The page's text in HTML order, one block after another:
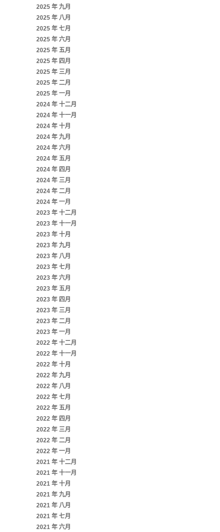
2025 年 九月
2025 年 八月
2025 年 七月
2025 年 六月
2025 年 五月
2025 年 四月
2025 年 三月
2025 年 二月
2025 年 一月
2024 年 十二月
2024 年 十一月
2024 年 十月
2024 年 九月
2024 年 六月
2024 年 五月
2024 年 四月
2024 年 三月
2024 年 二月
2024 年 一月
2023 年 十二月
2023 年 十一月
2023 年 十月
2023 年 九月
2023 年 八月
2023 年 七月
2023 年 六月
2023 年 五月
2023 年 四月
2023 年 三月
2023 年 二月
2023 年 一月
2022 年 十二月
2022 年 十一月
2022 年 十月
2022 年 九月
2022 年 八月
2022 年 七月
2022 年 五月
2022 年 四月
2022 年 三月
2022 年 二月
2022 年 一月
2021 年 十二月
2021 年 十一月
2021 年 十月
2021 年 九月
2021 年 八月
2021 年 七月
2021 年 六月